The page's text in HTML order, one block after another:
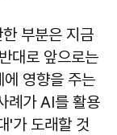
부분은 지금
대로 앞으로는
영향을 주는
례가 AI를 활용
'가 도래할 것